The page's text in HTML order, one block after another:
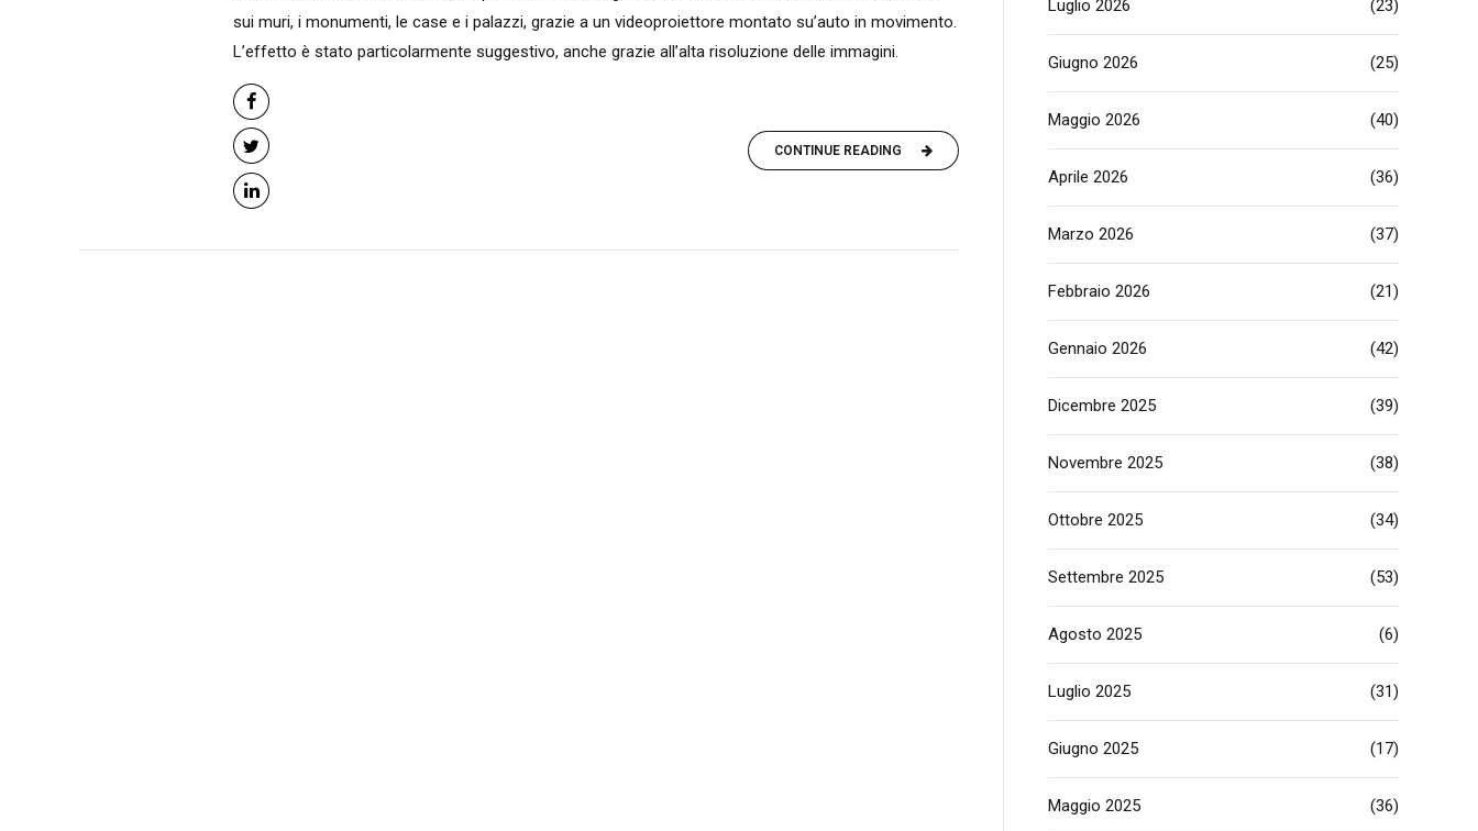
sui muri, i monumenti, le case e i palazzi, grazie a un videoproiettore montato su’auto in movimento.
L’effetto è stato particolarmente suggestivo, anche grazie all’alta risoluzione delle immagini.
CONTINUE READING
Luglio 2026 (23)
Giugno 2026 (25)
Maggio 2026 (40)
Aprile 2026 (36)
Marzo 2026 (37)
Febbraio 2026 (21)
Gennaio 2026 (42)
Dicembre 2025 (39)
Novembre 2025 (38)
Ottobre 2025 (34)
Settembre 2025 (53)
Agosto 2025 (6)
Luglio 2025 (31)
Giugno 2025 (17)
Maggio 2025 (36)